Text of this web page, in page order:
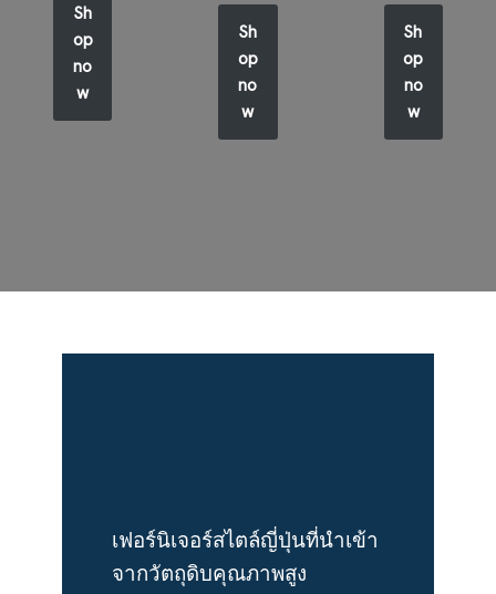
Sh
op
no
w
Sh
op
no
w
Sh
op
no
w
เฟอร์นิเจอร์สไตล์ญี่ปุ่นที่นำเข้า
จากวัตถุดิบคุณภาพสูง